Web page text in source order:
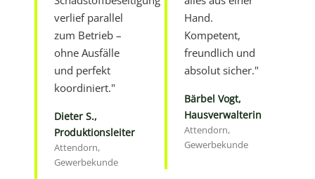
verlief parallel
zum Betrieb –
ohne Ausfälle
und perfekt
koordiniert."
Dieter S.,
Produktionsleiter
Attendorn,
Gewerbekunde
Hand.
Kompetent,
freundlich und
absolut sicher."
Bärbel Vogt,
Hausverwalterin
Attendorn,
Gewerbekunde